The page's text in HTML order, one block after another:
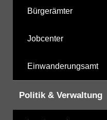
Bürgerämter
Jobcenter
Einwanderungsamt
Politik & Verwaltung